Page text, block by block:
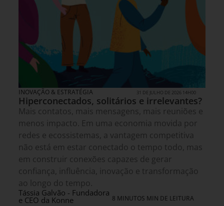
INOVAÇÃO & ESTRATÉGIA 31 DE JULHO DE 2026 14H00
Hiperconectados, solitários e irrelevantes?
Mais contatos, mais mensagens, mais reuniões e
menos impacto. Em uma economia movida por
redes e ecossistemas, a vantagem competitiva
não está em estar conectado o tempo todo, mas
em construir conexões capazes de gerar
confiança, influência, inovação e transformação
ao longo do tempo.
Tássia Galvão - Fundadora
e CEO da Konne 8 MINUTOS MIN DE LEITURA